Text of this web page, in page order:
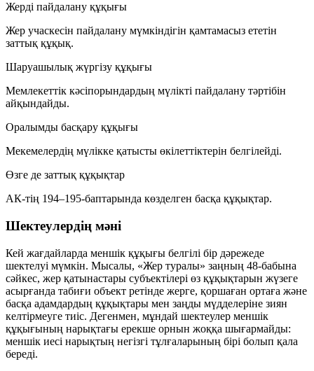
Жерді пайдалану құқығы
Жер учаскесін пайдалану мүмкіндігін қамтамасыз ететін
заттық құқық.
Шаруашылық жүргізу құқығы
Мемлекеттік кәсіпорындардың мүлікті пайдалану тәртібін
айқындайды.
Оралымды басқару құқығы
Мекемелердің мүлікке қатысты өкілеттіктерін белгілейді.
Өзге де заттық құқықтар
АК-тің 194–195-баптарында көзделген басқа құқықтар.
Шектеулердің мәні
Кей жағдайларда меншік құқығы белгілі бір дәрежеде
шектелуі мүмкін. Мысалы, «Жер туралы» заңның 48-бабына
сәйкес, жер қатынастары субъектілері өз құқықтарын жүзеге
асырғанда табиғи объект ретінде жерге, қоршаған ортаға және
басқа адамдардың құқықтары мен заңды мүдделеріне зиян
келтірмеуге тиіс. Дегенмен, мұндай шектеулер меншік
құқығының нарықтағы ерекше орнын жоққа шығармайды:
меншік иесі нарықтың негізгі тұлғаларының бірі болып қала
береді.